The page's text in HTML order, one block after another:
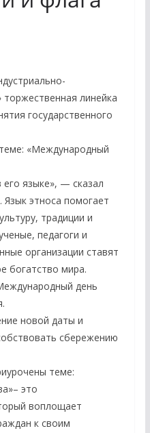
торжественная линейка
государственного
«Международный
языке», — сказал
Язык этноса помогает
традиции и
педагоги и
организации ставят
богатство мира.
день
новой даты и
сбережению
теме:
это
воплощает
к своим